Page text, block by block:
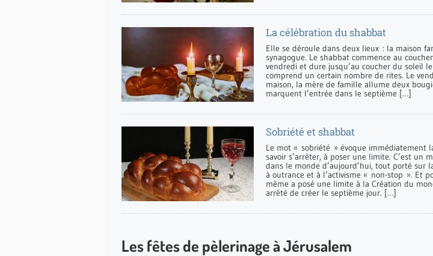
La célébration du shabbat
Elle se déroule dans deux lieux : la maison
synagogue. Le shabbat commence au
vendredi et dure jusqu’au coucher du soleil
comprend un certain nombre de rites. Le
maison, la mère de famille allume deux
marquent l’entrée dans le septième […]
Sobriété et shabbat
Le mot « sobriété » évoque immédiatement
savoir s’arrêter, à poser une limite. C’est un
dans le monde d’aujourd’hui, tout porté sur
à outrance et à l’activisme « non-stop ». Et
même a posé une limite à la Création du
arrêté de créer le septième jour. […]
Les fêtes de pèlerinage à Jérusalem